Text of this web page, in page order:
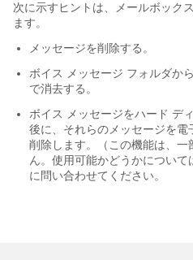
次に示すヒントは、メールボック
ます。
メッセージを削除する。
ボイス メッセージ フォルダか
で消去する。
ボイス メッセージをハード デ
後に、それらのメッセージを
削除します。（この機能は、
ん。使用可能かどうかについ
に問い合わせてください。